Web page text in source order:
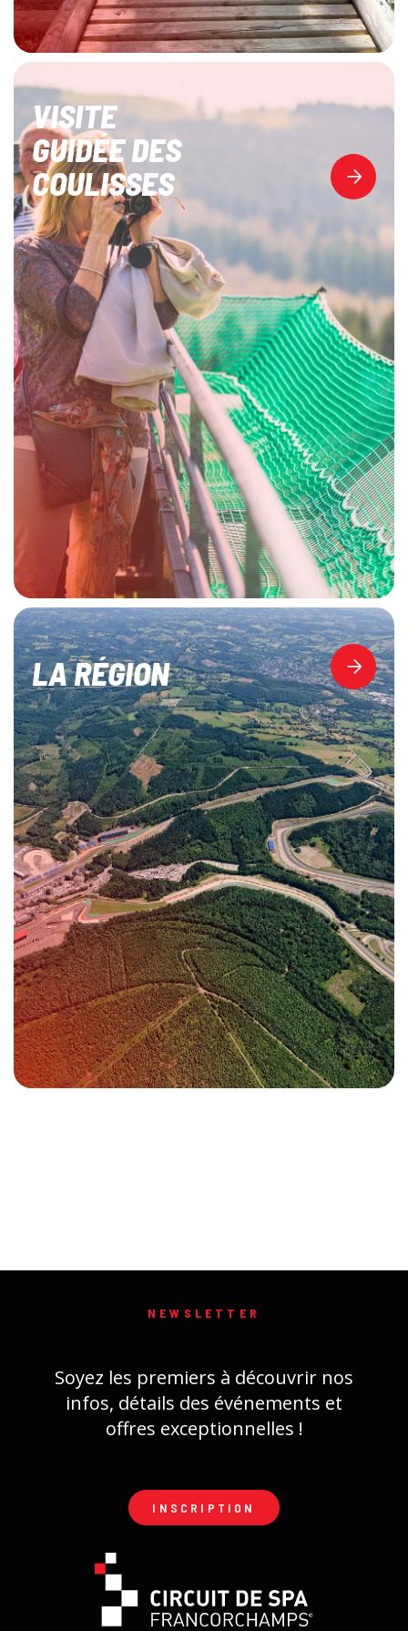
VISITE
GUIDÉE DES
COULISSES
LA RÉGION
NEWSLETTER
Soyez les premiers à découvrir nos
infos, détails des événements et
offres exceptionnelles !
INSCRIPTION